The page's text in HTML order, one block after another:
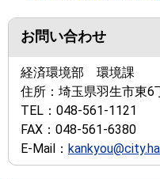
お問い合わせ
経済環境部 環境課
住所： 埼玉県羽生市東6
TEL： 048-561-1121
FAX： 048-561-6380
E-Mail：